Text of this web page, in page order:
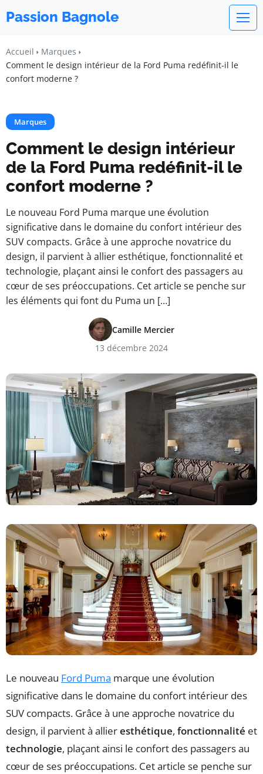
Passion Bagnole
Accueil
Marques
Comment le design intérieur de la Ford Puma redéfinit-il le
confort moderne ?
Marques
Comment le design intérieur
de la Ford Puma redéfinit-il le
confort moderne ?
Le nouveau Ford Puma marque une évolution
significative dans le domaine du confort intérieur des
SUV compacts. Grâce à une approche novatrice du
design, il parvient à allier esthétique, fonctionnalité et
technologie, plaçant ainsi le confort des passagers au
cœur de ses préoccupations. Cet article se penche sur
les éléments qui font du Puma un […]
Camille Mercier
13 décembre 2024
Le nouveau Ford Puma marque une évolution
significative dans le domaine du confort intérieur des
SUV compacts. Grâce à une approche novatrice du
design, il parvient à allieresthétique, fonctionnalité et
technologie, plaçant ainsi le confort des passagers au
cœur de ses préoccupations. Cet article se penche sur